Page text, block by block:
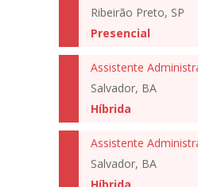
Ribeirão Preto, SP
Presencial
Assistente
Salvador, BA
Híbrida
Assistente
Salvador, BA